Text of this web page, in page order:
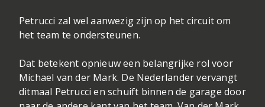
Petrucci zal wel aanwezig zijn op het circuit om
het team te ondersteunen.
Dat betekent opnieuw een belangrijke rol voor
Michael van der Mark. De Nederlander vervangt
ditmaal Petrucci en schuift binnen de garage door